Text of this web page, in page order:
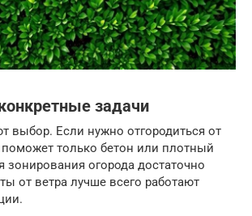
задачи
выбор. Если нужно отгородиться от
только бетон или плотный
зонирования огорода достаточно
от ветра лучше всего работают